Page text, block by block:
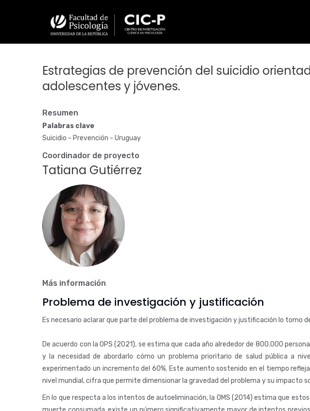
principal
Estrategias de prevención del suicidio
adolescentes y jóvenes.
Resumen
Palabras clave
Suicidio - Prevención - Uruguay
Coordinador de proyecto
Tatiana Gutiérrez
Fotografía
Más información
Problema de investigación y justificación
Es necesario aclarar que parte del problema de investigación y justificación lo tomo
De acuerdo con la OPS (2021), se estima que cada año alrededor de 800.000
y la necesidad de abordarlo cómo un problema prioritario de salud pública a
experimentado un incremento del 60%. Este aumento sostenido en el tiempo
nivel mundial, cifra que permite dimensionar la gravedad del problema y su impacto
En lo que respecta a los intentos de autoeliminación, la OMS (2014) estima que